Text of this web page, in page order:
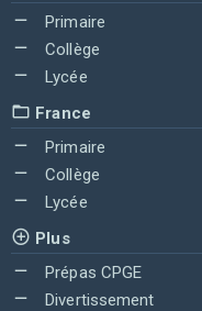
Primaire
Collège
Lycée
France
Primaire
Collège
Lycée
Plus
Prépas CPGE
Divertissement